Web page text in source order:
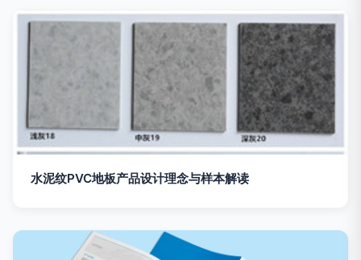
水泥纹PVC地板产品设计理念与样本解读